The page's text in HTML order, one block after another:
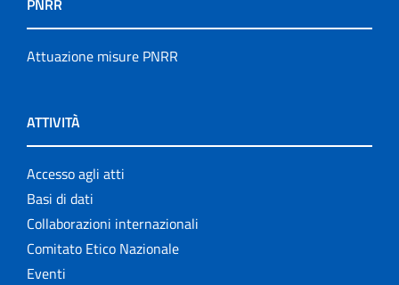
PNRR
Attuazione misure PNRR
ATTIVITÀ
Accesso agli atti
Basi di dati
Collaborazioni internazionali
Comitato Etico Nazionale
Eventi